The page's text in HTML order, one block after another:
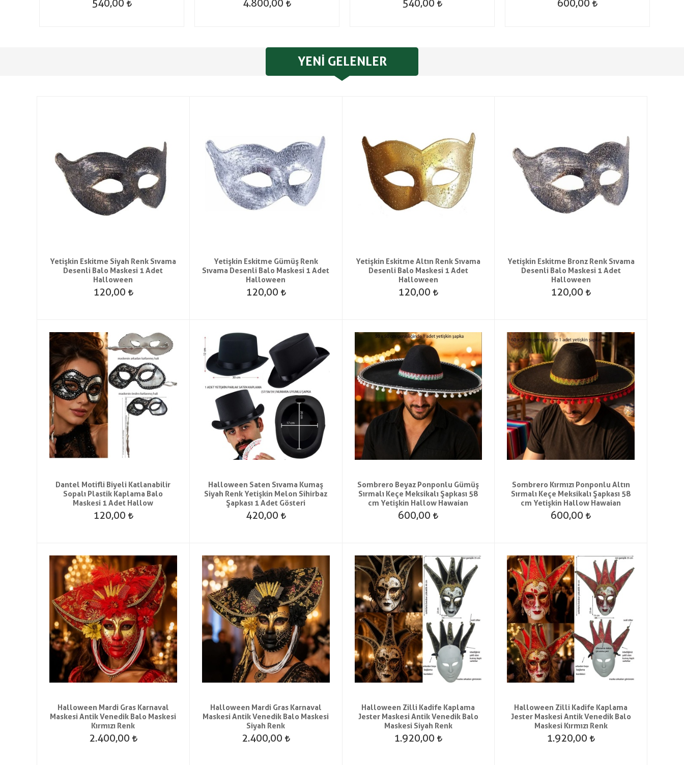
540,00 4.800,00 540,00 600,00
YENI GELENLER
Yetişkin Eskitme Siyah Renk Sıvama
Desenli Balo Maskesi 1 Adet
Halloween
120,00
Yetişkin Eskitme Gümüş Renk
Sıvama Desenli Balo Maskesi 1 Adet
Halloween
120,00
Yetişkin Eskitme Altın Renk Sıvama
Desenli Balo Maskesi 1 Adet
Halloween
120,00
Yetişkin Eskitme Bronz Renk Sıvama
Desenli Balo Maskesi 1 Adet
Halloween
120,00
Dantel Motifli Biyeli Katlanabilir
Sopalı Plastik Kaplama Balo
Maskesi 1 Adet Hallow
120,00
Halloween Saten Sıvama Kumaş
Siyah Renk Yetişkin Melon Sihirbaz
Şapkası 1 Adet Gösteri
420,00
Sombrero Beyaz Ponponlu Gümüş
Sırmalı Keçe Meksikalı Şapkası 58
cm Yetişkin Hallow Hawaian
600,00
Sombrero Kırmızı Ponponlu Altın
Sırmalı Keçe Meksikalı Şapkası 58
cm Yetişkin Hallow Hawaian
600,00
Halloween Mardi Gras Karnaval
Maskesi Antik Venedik Balo Maskesi
Kırmızı Renk
2.400,00
Halloween Mardi Gras Karnaval
Maskesi Antik Venedik Balo Maskesi
Siyah Renk
2.400,00
Halloween Zilli Kadife Kaplama
Jester Maskesi Antik Venedik Balo
Maskesi Siyah Renk
1.920,00
Halloween Zilli Kadife Kaplama
Jester Maskesi Antik Venedik Balo
Maskesi Kırmızı Renk
1.920,00